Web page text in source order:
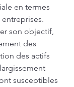
en termes
son objectif,
des
des actifs
susceptibles